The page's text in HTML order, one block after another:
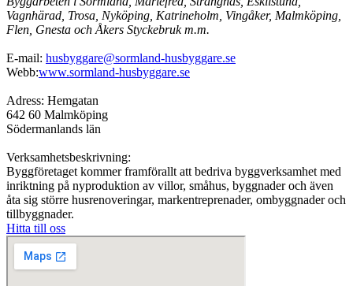
Vagnhärad, Trosa, Nyköping, Katrineholm, Vingåker, Malmköping,
Flen, Gnesta och Åkers Styckebruk m.m.
E-mail: husbyggare@sormland-husbyggare.se
Webb:www.sormland-husbyggare.se
Adress: Hemgatan
642 60 Malmköping
Södermanlands län
Verksamhetsbeskrivning:
Byggföretaget kommer framförallt att bedriva byggverksamhet med
inriktning på nyproduktion av villor, småhus, byggnader och även
åta sig större husrenoveringar, markentreprenader, ombyggnader och
tillbyggnader.
Hitta till oss